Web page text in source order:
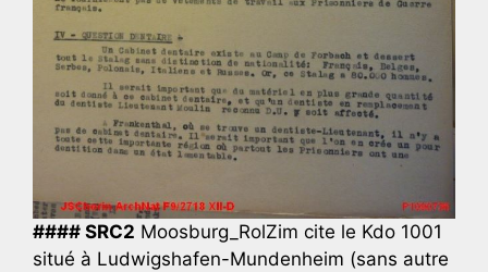
#### SRC2 Moosburg_RolZim cite le Kdo 1001
situé à Ludwigshafen-Mundenheim (sans autre